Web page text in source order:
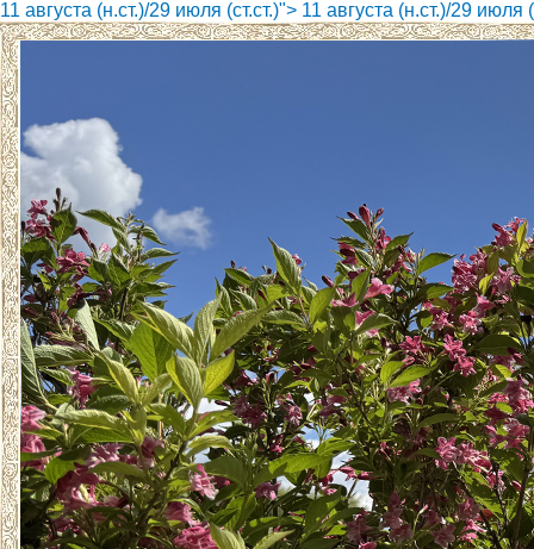
11 августа (н.ст.)/29 июля (ст.ст.)"> 11 августа (н.ст.)/29 июля